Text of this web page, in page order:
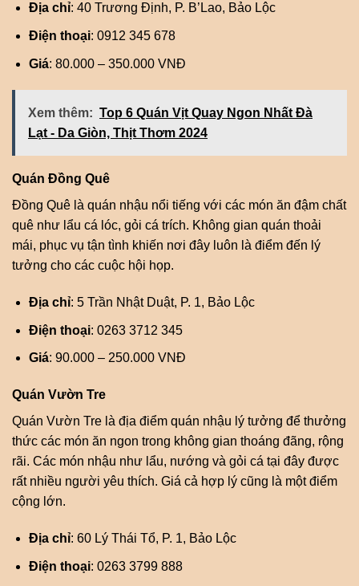
Địa chỉ: 40 Trương Định, P. B’Lao, Bảo Lộc
Điện thoại: 0912 345 678
Giá: 80.000 – 350.000 VNĐ
Xem thêm: Top 6 Quán Vịt Quay Ngon Nhất Đà
Lạt - Da Giòn, Thịt Thơm 2024
Quán Đồng Quê
Đồng Quê là quán nhậu nổi tiếng với các món ăn đậm chất
quê như lẩu cá lóc, gỏi cá trích. Không gian quán thoải
mái, phục vụ tận tình khiến nơi đây luôn là điểm đến lý
tưởng cho các cuộc hội họp.
Địa chỉ: 5 Trần Nhật Duật, P. 1, Bảo Lộc
Điện thoại: 0263 3712 345
Giá: 90.000 – 250.000 VNĐ
Quán Vườn Tre
Quán Vườn Tre là địa điểm quán nhậu lý tưởng để thưởng
thức các món ăn ngon trong không gian thoáng đãng, rộng
rãi. Các món nhậu như lẩu, nướng và gỏi cá tại đây được
rất nhiều người yêu thích. Giá cả hợp lý cũng là một điểm
cộng lớn.
Địa chỉ: 60 Lý Thái Tổ, P. 1, Bảo Lộc
Điện thoại: 0263 3799 888